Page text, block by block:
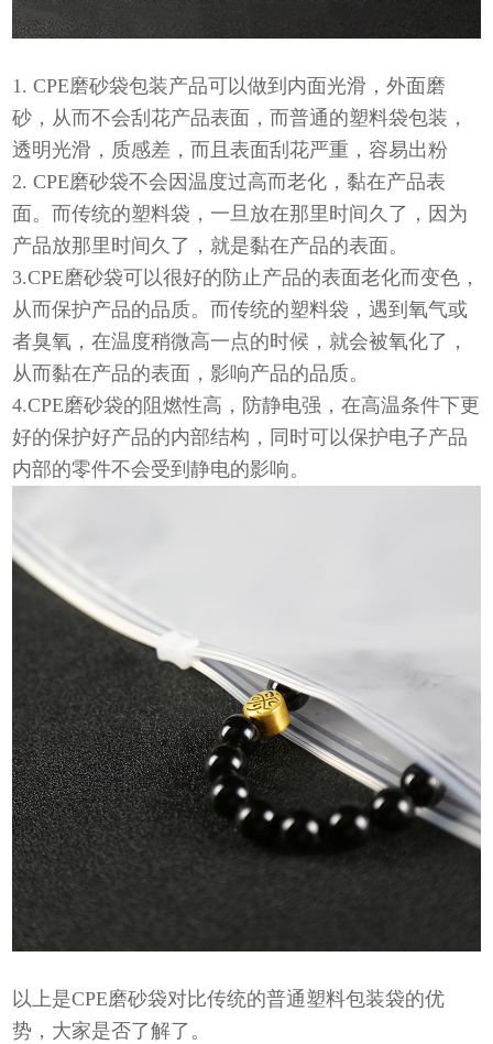
1. CPE磨砂袋包装产品可以做到内面光滑，外面磨
砂，从而不会刮花产品表面，而普通的塑料袋包装，
透明光滑，质感差，而且表面刮花严重，容易出粉
2. CPE磨砂袋不会因温度过高而老化，黏在产品表
面。而传统的塑料袋，一旦放在那里时间久了，因为
产品放那里时间久了，就是黏在产品的表面。
3.CPE磨砂袋可以很好的防止产品的表面老化而变色，
从而保护产品的品质。而传统的塑料袋，遇到氧气或
者臭氧，在温度稍微高一点的时候，就会被氧化了，
从而黏在产品的表面，影响产品的品质。
4.CPE磨砂袋的阻燃性高，防静电强，在高温条件下更
好的保护好产品的内部结构，同时可以保护电子产品
内部的零件不会受到静电的影响。
以上是CPE磨砂袋对比传统的普通塑料包装袋的优
势，大家是否了解了。